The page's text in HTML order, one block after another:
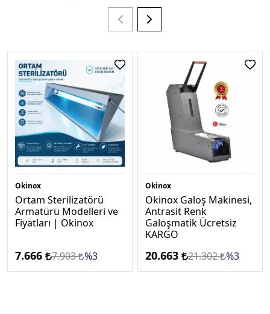
Okinox
Ortam Sterilizatörü
Armatürü Modelleri ve
Fiyatları | Okinox
7.666 7.903 %3
Okinox
Okinox Galoş Makinesi,
Antrasi̇t Renk
Galoşmatik Ücretsi̇z
KARGO
20.663 21.302 %3